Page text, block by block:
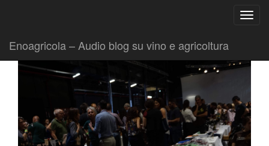
Enoagricola – Audio blog su vino e agricoltura